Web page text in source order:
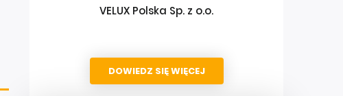
VELUX Polska Sp. z o.o.
DOWIEDZ SIĘ WIĘCEJ